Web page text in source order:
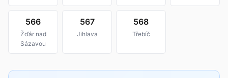
566
Žďár nad
Sázavou
567
Jihlava
568
Třebíč